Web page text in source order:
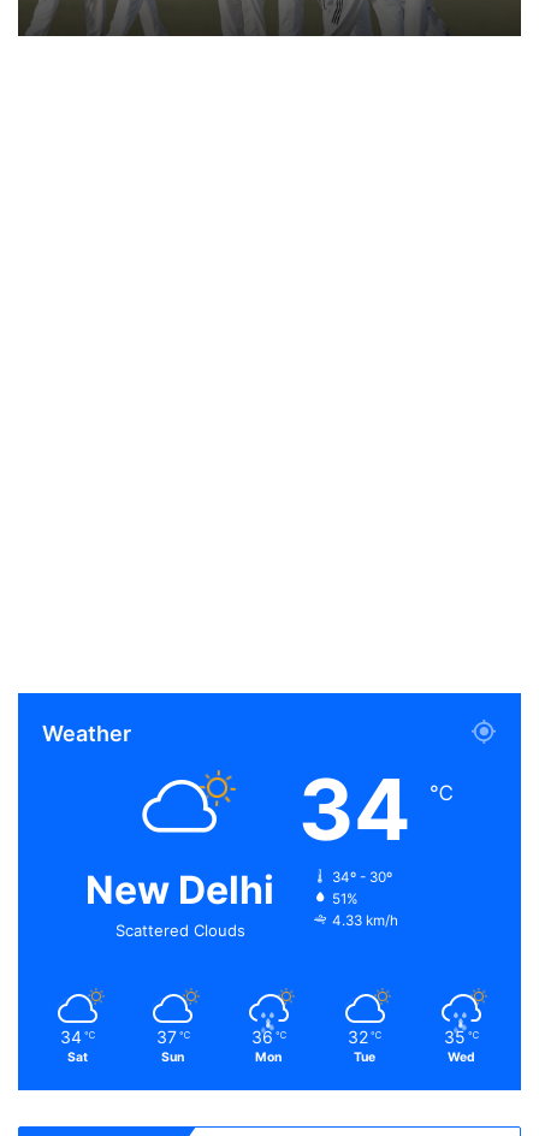
Weather
New Delhi
Scattered Clouds
34 ℃
34º - 30º
51%
4.33 km/h
34 ℃
Sat
37 ℃
Sun
36 ℃
Mon
32 ℃
Tue
35 ℃
Wed